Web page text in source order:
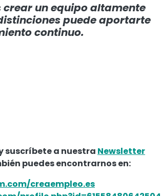
crear un equipo altamente
puede aportarte
continuo.
suscríbete a nuestra Newsletter
puedes encontrarnos en:
creaempleo.es